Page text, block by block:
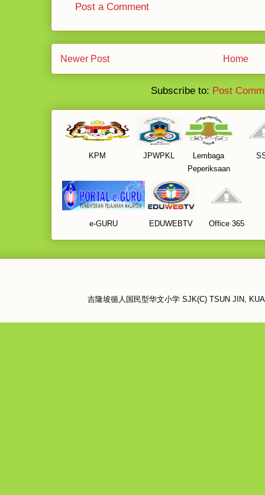
Post a Comment
Newer Post Home
Subscribe to: Post
KPM JPWPKL Lembaga
Peperiksaan
e-GURU EDUWEBTV Office 365
吉隆坡循人国民型华文小学 SJK(C) TSUN JIN,